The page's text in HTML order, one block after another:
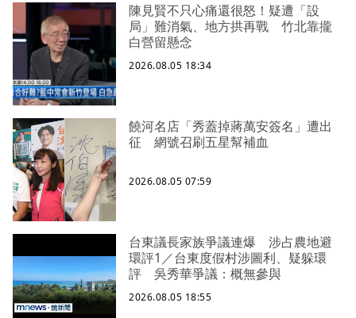
陳見賢不只心痛還很怒！疑遭「設
局」難消氣、地方拱再戰 竹北靠攏
白營留懸念
2026.08.05 18:34
饒河名店「秀蓋掉蔣萬安簽名」遭出
征 網號召刷五星幫補血
2026.08.05 07:59
台東議長家族爭議連爆 涉占農地避
環評1／台東度假村涉圖利、疑躲環
評 吳秀華爭議：概無參與
2026.08.05 18:55